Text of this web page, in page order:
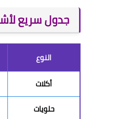
جدول سريع
النوع
أكلات
حلويات